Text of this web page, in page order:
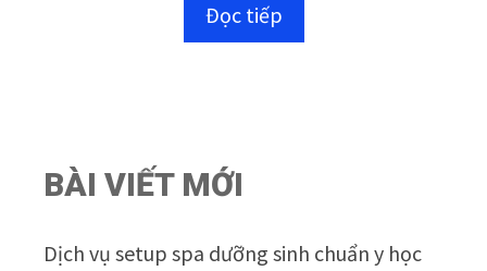
gĐọc tiếp
BÀI VIẾT MỚI
Dịch vụ setup spa dưỡng sinh chuẩn y học